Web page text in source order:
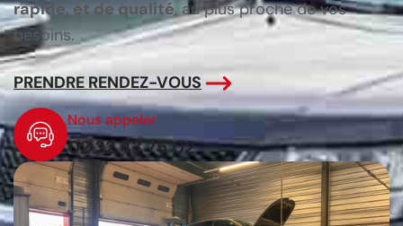
rapide, et de qualité, au plus proche de vos
besoins.
PRENDRE RENDEZ-VOUS
Nous appeler
02 32 43 75 02